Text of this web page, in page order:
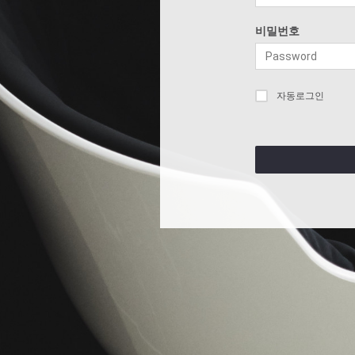
비밀번호
자동로그인